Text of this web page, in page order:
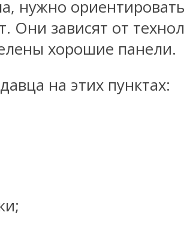
нужно
Они зависят от
хорошие панели.
на этих пунктах: